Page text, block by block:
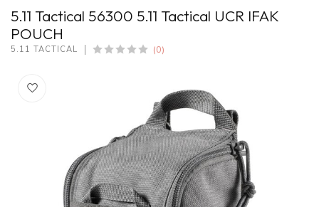
5.11 Tactical 56300 5.11 Tactical UCR IFAK
POUCH
5.11 TACTICAL (0)